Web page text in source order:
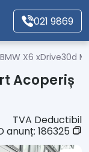
021 9869
BMW X6 xDrive30d
Acoperiș
TVA Deductibil
anunț: 186325